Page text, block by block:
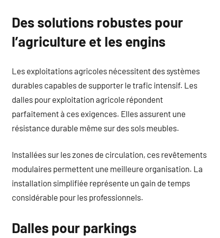
Des solutions robustes pour
l’agriculture et les engins
Les exploitations agricoles nécessitent des systèmes
durables capables de supporter le trafic intensif. Les
dalles pour exploitation agricole répondent
parfaitement à ces exigences. Elles assurent une
résistance durable même sur des sols meubles.
Installées sur les zones de circulation, ces revêtements
modulaires permettent une meilleure organisation. La
installation simplifiée représente un gain de temps
considérable pour les professionnels.
Dalles pour parkings